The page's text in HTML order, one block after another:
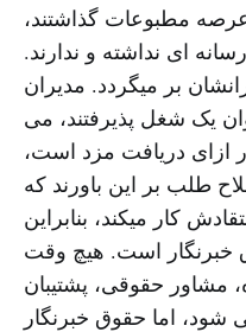
عرصه مطبوعات گذاشتند،
ای نداشته و ندارند.
بر میگردد. مدیران
یک شغل پذیرفتند، می
ازای دریافت مزد است،
طلب بر این باورند که
کار میکند، بنابراین
خبرنگار است. هیچ وقت
مشاور حقوقی، پشتیبان
شود، اما حقوق خبرنگار